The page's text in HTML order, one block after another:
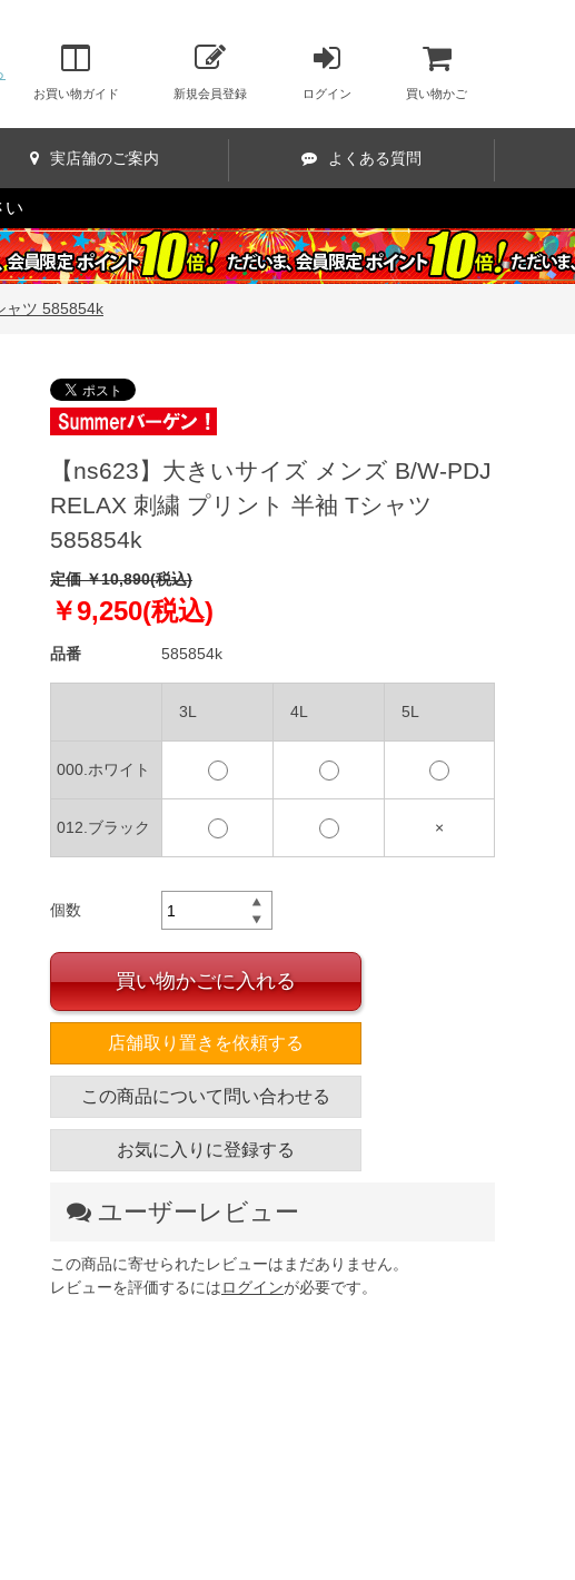
お買い物ガイド 新規会員登録 ログイン 買い物かご
実店舗のご案内 よくある質問
い
ャツ 585854k
【ns623】大きいサイズ メンズ B/W-PDJ
RELAX 刺繍 プリント 半袖 Tシャツ
585854k
定価 ￥10,890(税込)
￥9,250(税込)
品番 585854k
3L 4L 5L
000.ホワイト
012.ブラック ×
個数
買い物かごに入れる
店舗取り置きを依頼する
この商品について問い合わせる
お気に入りに登録する
ユーザーレビュー
この商品に寄せられたレビューはまだありません。
レビューを評価するにはログインが必要です。